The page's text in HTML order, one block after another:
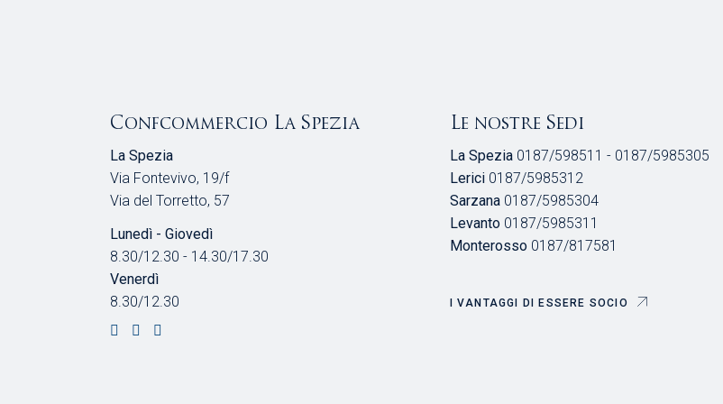
Confcommercio La Spezia
La Spezia
Via Fontevivo, 19/f
Via del Torretto, 57
Lunedì - Giovedì
8.30/12.30 - 14.30/17.30
Venerdì
8.30/12.30
Le nostre Sedi
La Spezia0187/598511 - 0187/5985305
Lerici0187/5985312
Sarzana0187/5985304
Levanto0187/5985311
Monterosso0187/817581
I VANTAGGI DI ESSERE SOCIO